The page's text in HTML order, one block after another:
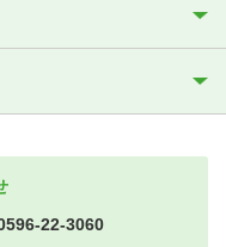
22-3060